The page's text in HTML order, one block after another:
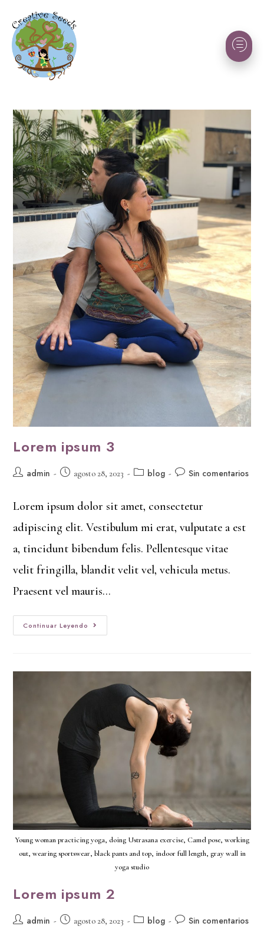
Lorem ipsum 3
admin agosto 28, 2023 blog Sin comentarios
Lorem ipsum dolor sit amet, consectetur
adipiscing elit. Vestibulum mi erat, vulputate a est
a, tincidunt bibendum felis. Pellentesque vitae
velit fringilla, blandit velit vel, vehicula metus.
Praesent vel mauris…
Continuar Leyendo
Young woman practicing yoga, doing Ustrasana exercise, Camel pose, working
out, wearing sportswear, black pants and top, indoor full length, gray wall in
yoga studio
Lorem ipsum 2
admin agosto 28, 2023 blog Sin comentarios